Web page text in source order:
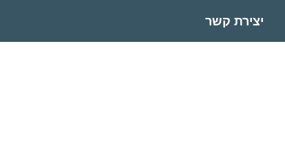
יצירת קשר